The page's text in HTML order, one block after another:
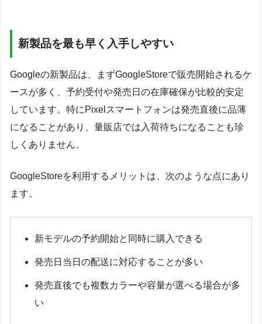
新製品を最も早く入手しやすい
Googleの新製品は、まずGoogleStoreで販売開始されるケ
ースが多く、予約受付や発売日の在庫確保が比較的安定
しています。特にPixelスマートフォンは発売直後に品薄
になることがあり、量販店では入荷待ちになることも珍
しくありません。
GoogleStoreを利用するメリットは、次のような点にあり
ます。
新モデルの予約開始と同時に購入できる
発売日当日の配送に対応することが多い
発売直後でも複数カラーや容量が選べる場合が多
い